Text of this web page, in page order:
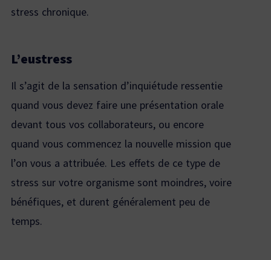
stress chronique.
L’eustress
Il s’agit de la sensation d’inquiétude ressentie
quand vous devez faire une présentation orale
devant tous vos collaborateurs, ou encore
quand vous commencez la nouvelle mission que
l’on vous a attribuée. Les effets de ce type de
stress sur votre organisme sont moindres, voire
bénéfiques, et durent généralement peu de
temps.